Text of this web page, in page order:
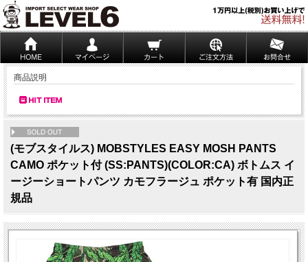
商品説明
(モブスタイルス) MOBSTYLES EASY MOSH PANTS
CAMO ポケット付 (SS:PANTS)(COLOR:CA) ボトムス イ
ージーショートパンツ カモフラージュ ポケット有 国内正
規品